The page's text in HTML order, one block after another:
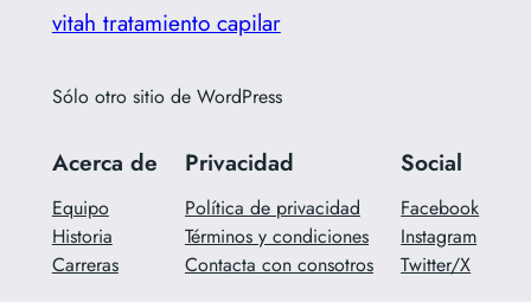
vitah tratamiento capilar
Sólo otro sitio de WordPress
Acerca de
Equipo
Historia
Carreras
Privacidad
Política de privacidad
Términos y condiciones
Contacta con consotros
Social
Facebook
Instagram
Twitter/X